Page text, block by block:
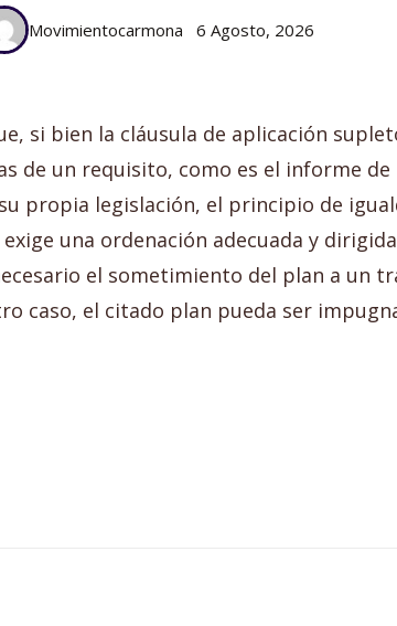
Movimientocarmona 6 Agosto, 2026
si bien la cláusula de aplicación
de un requisito, como es el informe
propia legislación, el principio de
una ordenación adecuada y
el sometimiento del plan a un
caso, el citado plan pueda ser